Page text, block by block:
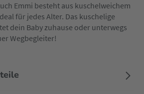
Emmi besteht aus kuschelweichem
für jedes Alter. Das kuschelige
dein Baby zuhause oder unterwegs
Wegbegleiter!